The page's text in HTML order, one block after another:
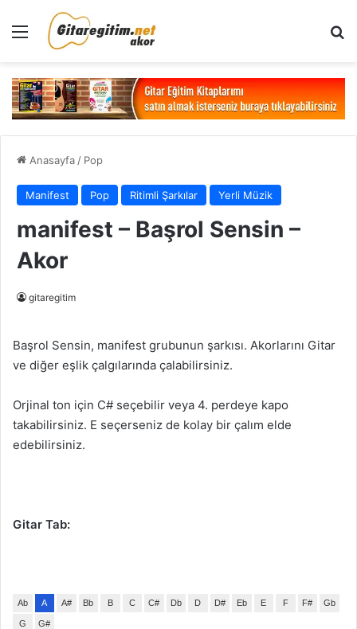
Menü
Anasayfa / Pop
Manifest Pop Ritimli Şarkılar Yerli Müzik
manifest – Başrol Sensin –
Akor
gitaregitim
Başrol Sensin, manifest grubunun şarkısı. Akorlarını Gitar
ve diğer eşlik çalgılarında çalabilirsiniz.
Orjinal ton için C# seçebilir veya 4. perdeye kapo
takabilirsiniz. E seçerseniz de kolay bir çalım elde
edebilirsiniz.
Gitar Tab:
Ab A A# Bb B C C# Db D D# Eb E F F# Gb
G G#